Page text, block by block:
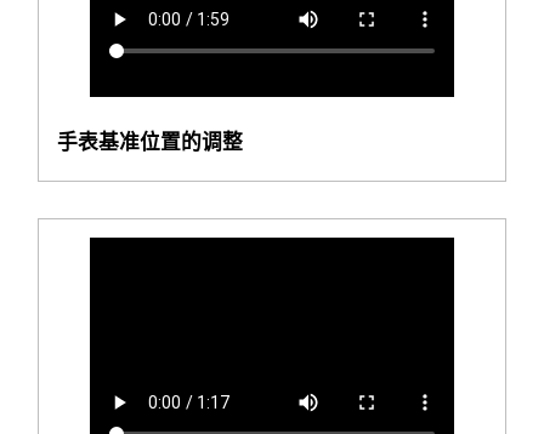
手表基准位置的调整